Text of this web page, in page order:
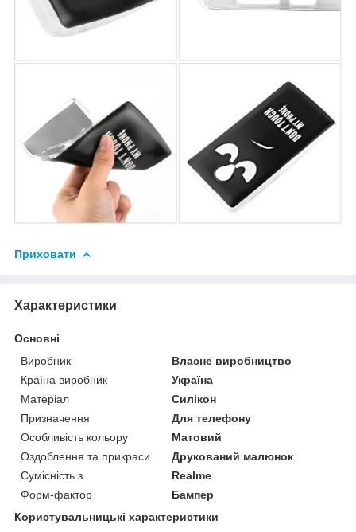
Приховати
Характеристики
Основні
Виробник
Власне виробництво
Країна виробник
Україна
Матеріал
Силікон
Призначення
Для телефону
Особливість кольору
Матовий
Оздоблення та прикраси
Друкований малюнок
Сумісність з
Realme
Форм-фактор
Бампер
Користувальницькі характеристики